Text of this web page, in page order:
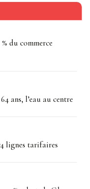
du commerce
ans, l’eau au centre
lignes tarifaires